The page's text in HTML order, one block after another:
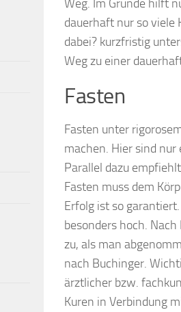
Weg. Im Grunde hilft
dauerhaft nur so viele
dabei? kurzfristig
Weg zu einer
Fasten
Fasten unter
machen. Hier sind
Parallel dazu
Fasten muss dem
Erfolg ist so
besonders hoch. Nach
zu, als man
nach Buchinger.
ärztlicher bzw.
Kuren in Verbindung